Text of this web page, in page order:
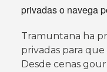
privadas o navega
Tramuntana ha
privadas para
Desde cenas